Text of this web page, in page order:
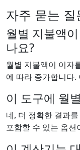
자주 묻는 질
월별 지불액
나요?
월별 지불액이 이자
에 따라 증가합니다
이 도구에 월
네, 더 정확한 결과
포함할 수 있는 옵션